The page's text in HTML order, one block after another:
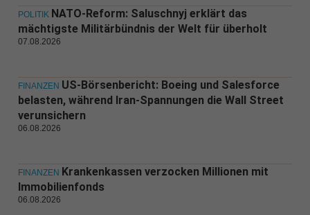
POLITIK NATO-Reform: Saluschnyj erklärt das
mächtigste Militärbündnis der Welt für überholt
07.08.2026
FINANZEN US-Börsenbericht: Boeing und Salesforce
belasten, während Iran-Spannungen die Wall Street
verunsichern
06.08.2026
FINANZEN Krankenkassen verzocken Millionen mit
Immobilienfonds
06.08.2026